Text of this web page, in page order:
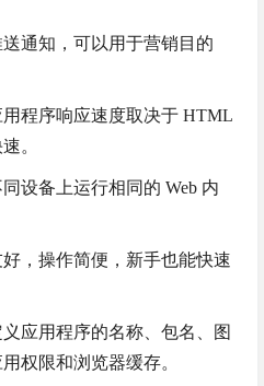
通知，可以用于营销目的
用程序响应速度取决于 HTML
。
同设备上运行相同的 Web 内
好，操作简便，新手也能快速
应用程序的名称、包名、图
权限和浏览器缓存。